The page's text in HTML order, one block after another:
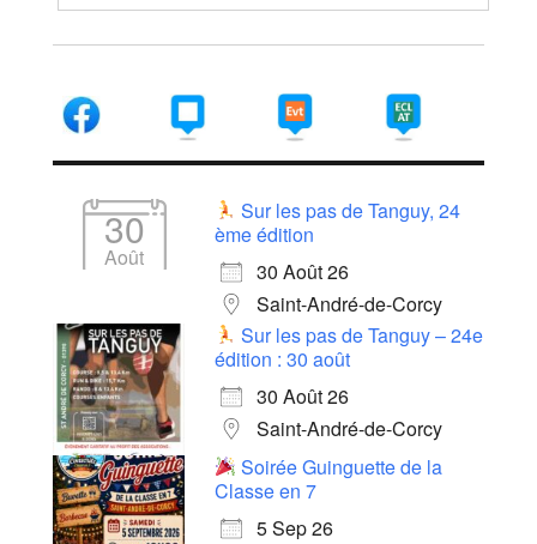
30
Août
Sur les pas de Tanguy, 24
ème édition
30 Août 26
Saint-André-de-Corcy
Sur les pas de Tanguy – 24e
édition : 30 août
30 Août 26
Saint-André-de-Corcy
Soirée Guinguette de la
Classe en 7
5 Sep 26